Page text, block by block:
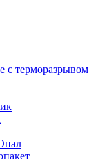
с терморазрывом